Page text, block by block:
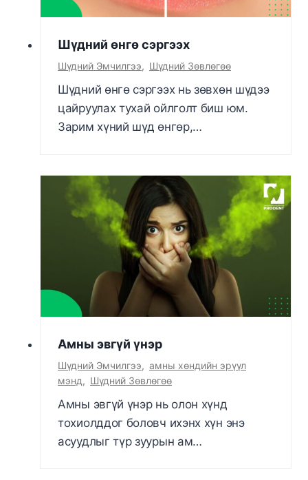
Шүдний өнгө сэргээх
Шүдний Эмчилгээ, Шүдний Зөвлөгөө
Шүдний өнгө сэргээх нь зөвхөн шүдээ
цайруулах тухай ойлголт биш юм.
Зарим хүний шүд өнгөр,…
Амны эвгүй үнэр
Шүдний Эмчилгээ, амны хөндийн эрүүл
мэнд, Шүдний Зөвлөгөө
Амны эвгүй үнэр нь олон хүнд
тохиолддог боловч ихэнх хүн энэ
асуудлыг түр зуурын ам…